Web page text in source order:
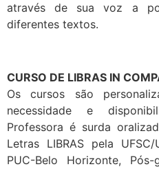
através de sua voz a
diferentes textos.
CURSO DE LIBRAS IN
Os cursos são
necessidade e
Professora é surda
Letras LIBRAS pela
PUC-Belo Horizonte,